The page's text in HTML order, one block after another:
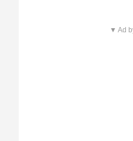
▼ Ad